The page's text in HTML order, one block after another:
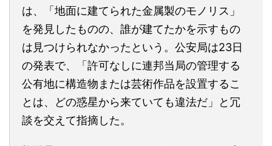
は、「地面に建てられた金属製のモノリス」
を発見したものの、誰が建てたかを示すもの
は見つけられなかったという。公安局は23日
の発表で、「許可なしに連邦当局の管理する
公有地に構造物または芸術作品を設置するこ
とは、どの惑星から来ていても違法だ」と冗
談を交えて指摘した。